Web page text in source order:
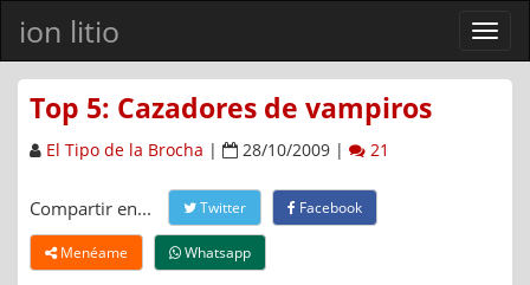
ion litio
Ver
menú
Top 5: Cazadores de vampiros
El Tipo de la Brocha | 28/10/2009 | 21
Compartir en... Twitter Facebook
Menéame Whatsapp